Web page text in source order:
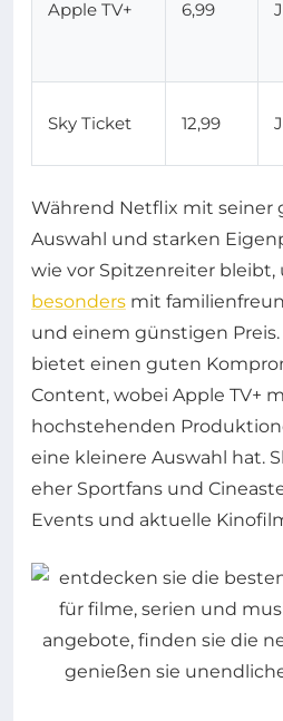
Apple TV+ 6,99
Sky Ticket 12,99
Während Netflix mit seiner
Auswahl und starken
wie vor Spitzenreiter bleibt,
besonders mit
und einem günstigen
bietet einen guten
Content, wobei Apple TV+
hochstehenden
eine kleinere Auswahl hat.
eher Sportfans und
Events und aktuelle